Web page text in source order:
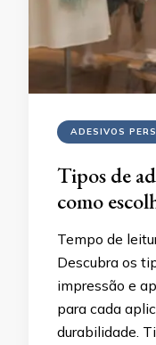
ADESIVOS
Tipos de
como
Tempo de
Descubra os
impressão e
para cada
durabilidade.